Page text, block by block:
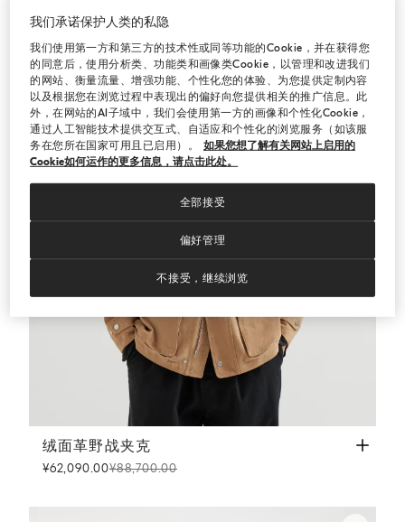
绒面革野战夹克 浅棕色
绒面革野战夹克
¥62,090.00¥88,700.00
我们承诺保护人类的私隐
我们使用第一方和第三方的技术性或同等功能的Cookie，并在获得您
的同意后，使用分析类、功能类和画像类Cookie，以管理和改进我们
的网站、衡量流量、增强功能、个性化您的体验、为您提供定制内容
以及根据您在浏览过程中表现出的偏好向您提供相关的推广信息。此
外，在网站的AI子域中，我们会使用第一方的画像和个性化Cookie，
通过人工智能技术提供交互式、自适应和个性化的浏览服务（如该服
务在您所在国家可用且已启用）。
如果您想了解有关网站上启用的
Cookie如何运作的更多信息，请点击此处。
偏好管理
不接受，继续浏览
全部接受